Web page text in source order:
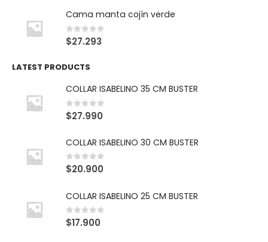
Cama manta cojín verde
0out of 5
$27.293
LATEST PRODUCTS
COLLAR ISABELINO 35 CM BUSTER
0out of 5
$27.990
COLLAR ISABELINO 30 CM BUSTER
0out of 5
$20.900
COLLAR ISABELINO 25 CM BUSTER
0out of 5
$17.900